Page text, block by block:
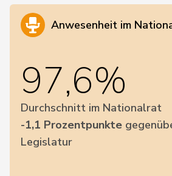
Anwesenheit im
97,6%
Durchschnitt im Nationalrat
-1,1 Prozentpunkte
Legislatur